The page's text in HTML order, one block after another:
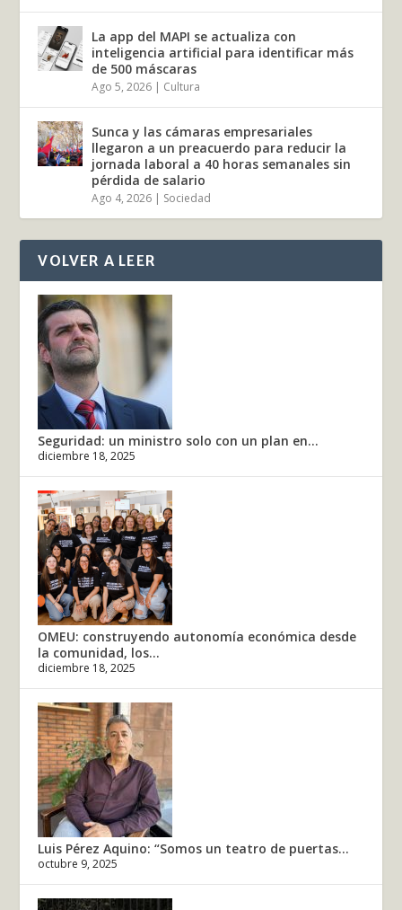
La app del MAPI se actualiza con
inteligencia artificial para identificar más
de 500 máscaras
Ago 5, 2026 | Cultura
Sunca y las cámaras empresariales
llegaron a un preacuerdo para reducir la
jornada laboral a 40 horas semanales sin
pérdida de salario
Ago 4, 2026 | Sociedad
VOLVER A LEER
Seguridad: un ministro solo con un plan en...
diciembre 18, 2025
OMEU: construyendo autonomía económica desde
la comunidad, los...
diciembre 18, 2025
Luis Pérez Aquino: “Somos un teatro de puertas...
octubre 9, 2025